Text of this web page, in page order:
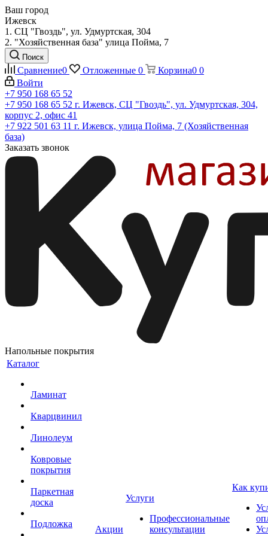
Ваш город
Ижевск
1. СЦ "Гвоздь", ул. Удмуртская, 304
2. "Хозяйственная база" улица Пойма, 7
Поиск
Сравнение0 Отложенные 0 Корзина0 0
Войти
+7 950 168 65 52
+7 950 168 65 52 г. Ижевск, СЦ "Гвоздь", ул. Удмуртская, 304,
корпус 2, офис 41
+7 922 501 63 11 г. Ижевск, улица Пойма, 7 (Хозяйственная
база)
Заказать звонок
Напольные покрытия
Каталог
Ламинат
Кварцвинил
Линолеум
Ковровые
покрытия
Паркетная
доска
Подложка
Акции
Услуги
Профессиональные
консультации
Как